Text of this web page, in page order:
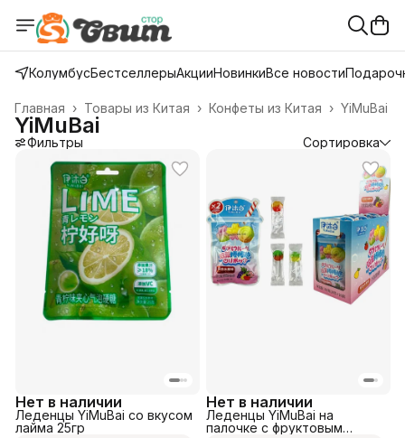
КолумбусБестселлерыАкцииНовинкиВсе новости
YiMuBai
Конфеты из Китая ›
Товары из Китая ›
Главная ›
YiMuBai
Фильтры Сортировка
Нет в наличии
Леденцы YiMuBai со вкусом
лайма 25гр
Нет в наличии
Леденцы YiMuBai на
палочке с фруктовым